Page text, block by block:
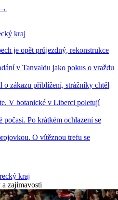
→
kraj
je opět průjezdný, rekonstrukce
v Tanvaldu jako pokus o vraždu
o zákazu přiblížení, strážníky chtěl
V botanické v Liberci poletují
počasí. Po krátkém ochlazení se
O vítěznou trefu se
kraj
zajímavosti